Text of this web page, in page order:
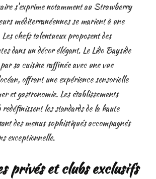
s'exprime notamment au Strawberry
méditerranéennes se marient à une
chefs talentueux proposent des
dans un décor élégant. Le Lido Bayside
sa cuisine raffinée avec une vue
offrant une expérience sensorielle
et gastronomie. Les établissements
les standards de la haute
des menus sophistiqués accompagnés
exceptionnelle.
privés et clubs exclusifs